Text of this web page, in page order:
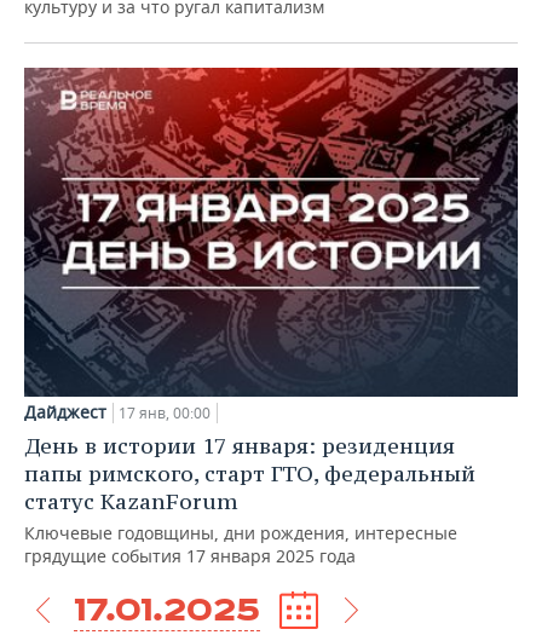
культуру и за что ругал капитализм
Дайджест 17 янв, 00:00
День в истории 17 января: резиденция
папы римского, старт ГТО, федеральный
статус KazanForum
Ключевые годовщины, дни рождения, интересные
грядущие события 17 января 2025 года
17.01.2025